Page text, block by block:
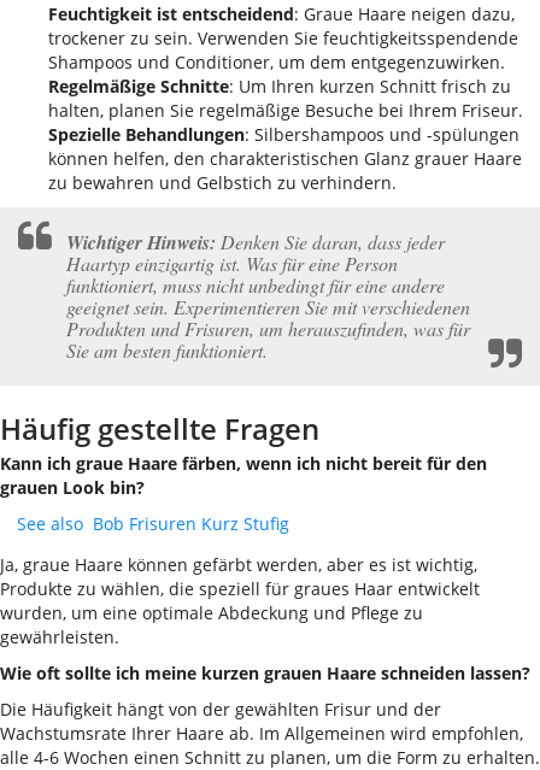
Feuchtigkeit ist entscheidend: Graue Haare neigen dazu,
trockener zu sein. Verwenden Sie feuchtigkeitsspendende
Shampoos und Conditioner, um dem entgegenzuwirken.
Regelmäßige Schnitte: Um Ihren kurzen Schnitt frisch zu
halten, planen Sie regelmäßige Besuche bei Ihrem Friseur.
Spezielle Behandlungen: Silbershampoos und -spülungen
können helfen, den charakteristischen Glanz grauer Haare
zu bewahren und Gelbstich zu verhindern.
Wichtiger Hinweis: Denken Sie daran, dass jeder
Haartyp einzigartig ist. Was für eine Person
funktioniert, muss nicht unbedingt für eine andere
geeignet sein. Experimentieren Sie mit verschiedenen
Produkten und Frisuren, um herauszufinden, was für
Sie am besten funktioniert.
Häufig gestellte Fragen
Kann ich graue Haare färben, wenn ich nicht bereit für den
grauen Look bin?
See also Bob Frisuren Kurz Stufig
Ja, graue Haare können gefärbt werden, aber es ist wichtig,
Produkte zu wählen, die speziell für graues Haar entwickelt
wurden, um eine optimale Abdeckung und Pflege zu
gewährleisten.
Wie oft sollte ich meine kurzen grauen Haare schneiden lassen?
Die Häufigkeit hängt von der gewählten Frisur und der
Wachstumsrate Ihrer Haare ab. Im Allgemeinen wird empfohlen,
alle 4-6 Wochen einen Schnitt zu planen, um die Form zu erhalten.